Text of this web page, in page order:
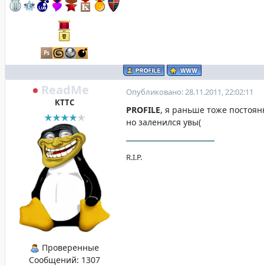
ReadMe
КТТС
Проверенные
Сообщений: 1307
Опубликовано: 28.11.2011, 22:02:11
PROFILE, я раньше тоже
но заленился увы(
R.I.P.